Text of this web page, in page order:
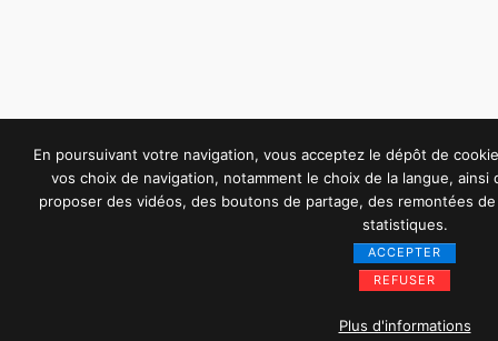
En poursuivant votre navigation, vous acceptez le dépôt de
vos choix de navigation, notamment le choix de la langue,
proposer des vidéos, des boutons de partage, des remontées
statistiques.
ACCEPTER
REFUSER
Plus d'informations